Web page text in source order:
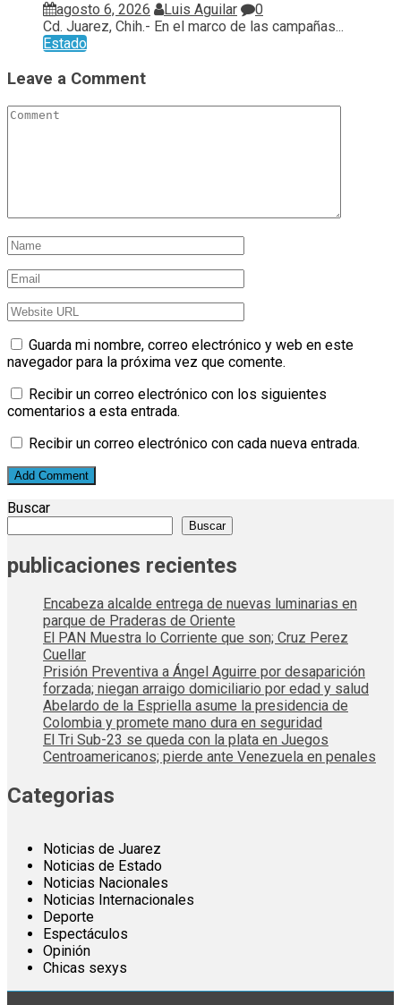
agosto 6, 2026 Luis Aguilar
0
Cd. Juarez, Chih.- En el marco de las campañas...
Estado
Leave a Comment
Guarda mi nombre, correo electrónico y web en este
navegador para la próxima vez que comente.
Recibir un correo electrónico con los siguientes
comentarios a esta entrada.
Recibir un correo electrónico con cada nueva entrada.
Buscar
Buscar
publicaciones recientes
Encabeza alcalde entrega de nuevas luminarias en
parque de Praderas de Oriente
El PAN Muestra lo Corriente que son; Cruz Perez
Cuellar
Prisión Preventiva a Ángel Aguirre por desaparición
forzada; niegan arraigo domiciliario por edad y salud
Abelardo de la Espriella asume la presidencia de
Colombia y promete mano dura en seguridad
El Tri Sub-23 se queda con la plata en Juegos
Centroamericanos; pierde ante Venezuela en penales
Categorias
Noticias de Juarez
Noticias de Estado
Noticias Nacionales
Noticias Internacionales
Deporte
Espectáculos
Opinión
Chicas sexys